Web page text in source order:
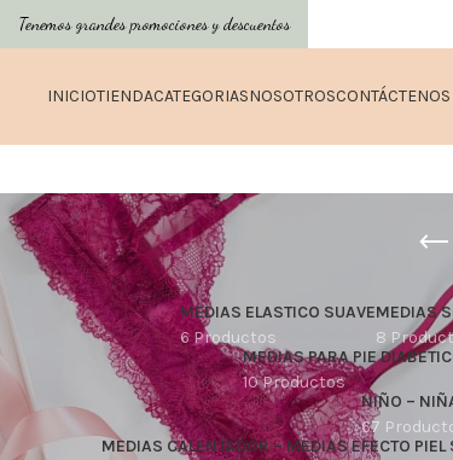
INICIOTIENDACATEGORIASNOSOTROSCONTÁCTENOS
MEDIAS ELASTICO SUAVE
6 Productos
MEDIAS
8
MEDIAS PARA PIE
10 Productos
NIÑO –
67
MEDIAS CALENTADOR – MEDIAS EFECTO
Tenemos grandes promociones y descuentos